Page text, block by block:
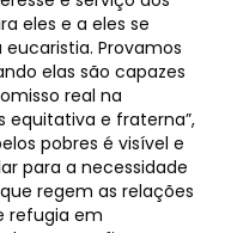
eles e a eles se
Provamos
elas são capazes
real na
equitativa e fraterna”,
pobres é visível e
para a necessidade
regem as relações
refugia em